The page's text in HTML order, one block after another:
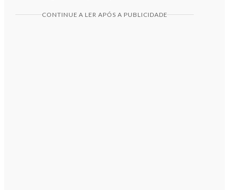
CONTINUE A LER APÓS A PUBLICIDADE